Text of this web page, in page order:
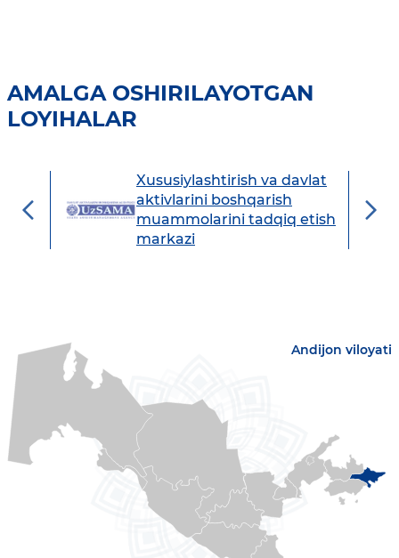
AMALGA OSHIRILAYOTGAN
LOYIHALAR
Xususiylashtirish va davlat
aktivlarini boshqarish
muammolarini tadqiq etish
markazi
Andijon viloyati